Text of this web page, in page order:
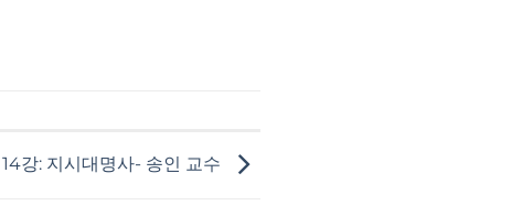
강: 지시대명사- 송인 교수